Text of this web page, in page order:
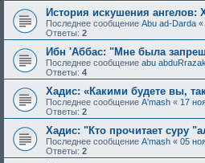
История искушения ангелов:
Последнее сообщение Abu ad-Darda «
Ответы: 2
Ибн 'Аббас: "Мне была
Последнее сообщение abu abduRrazak
Ответы: 4
Хадис: «Какими будете вы,
Последнее сообщение A'mash « 17
Ответы: 2
Хадис: "Кто прочитает суру
Последнее сообщение A'mash « 05
Ответы: 2